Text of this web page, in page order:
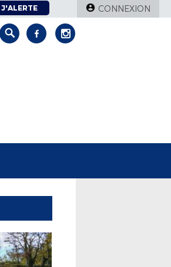
J'ALERTE CONNEXION